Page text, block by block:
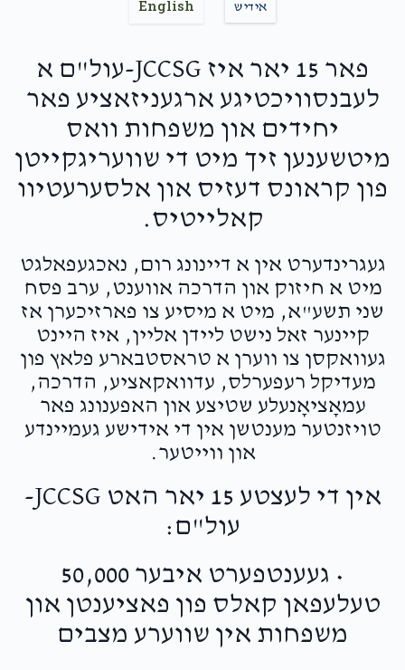
Joel LitchfieldShmaye Drummer
2 months ago $72.00
Joel Grunfeld Shmaye Drummer
2 months ago $100.00
Shmaye Drummer
2 months ago $60.00
Chaim RosenbergShmaye Drummer
2 months ago $50.00
English אידיש
פאר 15 יאר איז JCCSG-עול"ם א
לעבנסוויכטיגע ארגעניזאציע פאר
יחידים און משפחות וואס
מיטשענען זיך מיט די שוועריגקייטן
פון קראונס דעזיס און אלסערעטיוו
קאלייטיס.
געגרינדערט אין א דיינונג רום, נאכגעפאלגט
מיט א חיזוק און הדרכה אווענט, ערב פסח
שני תשע"א, מיט א מיסיע צו פארזיכערן אז
קיינער זאל נישט ליידן אליין, איז היינט
געוואקסן צו ווערן א טראסטבארע פלאץ פון
מעדיקל רעפערלס, עדוואקאציע, הדרכה,
עמאָציאָנעלע שטיצע און האפענונג פאר
טויזנטער מענטשן אין די אידישע געמיינדע
און ווייטער.
אין די לעצטע 15 יאר האט JCCSG-
עול"ם:
• געענטפערט איבער 50,000
טעלעפאן קאלס פון פאציענטן און
משפחות אין שווערע מצבים